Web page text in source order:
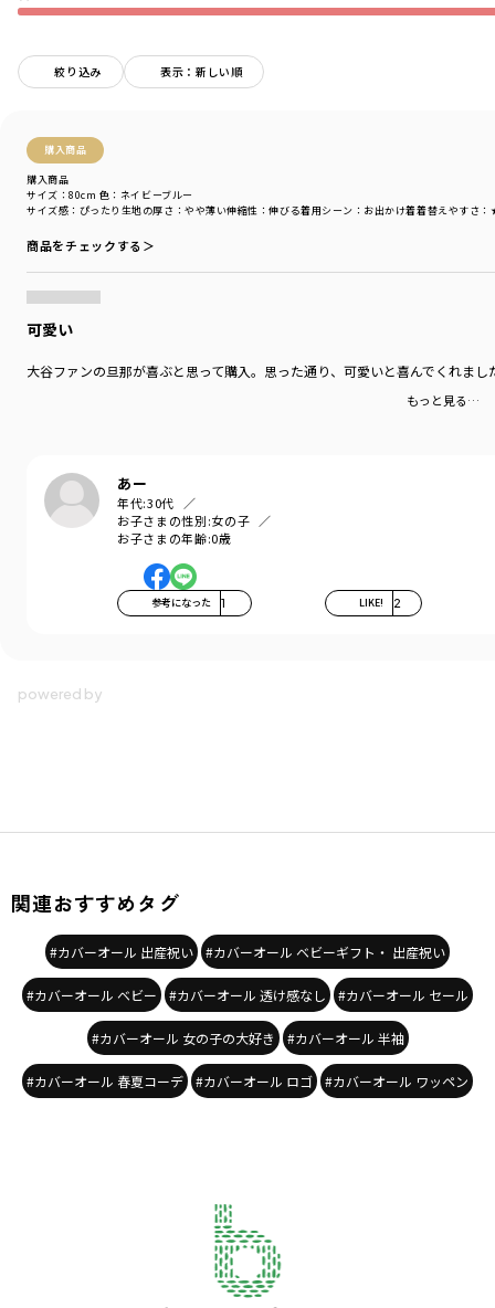
絞り込み 表示：新しい順
購入商品
購入商品
サイズ感 ：ぴったり 生地の厚さ ：やや薄い伸縮性 ：伸びる着用シーン ：お出かけ着着替えやすさ
サイズ：80cm 色：ネイビーブルー
商品をチェックする＞
可愛い
大谷ファンの旦那が喜ぶと思って購入。思った通り、可愛いと喜んでくれまし
もっと見る…
あー
年代:30代
お子さまの性別:女の子
お子さまの年齢:0歳
参考になった 1 LIKE! 2
キッズサイズとリンクコーデが楽しめるデザイン。
ネイビーカラー：ドジャース
■MLB（メジャーリーグ・ベースボール）について
メジャーリーグベースボール（MLB）は、最も歴史のあるプロ・スポーツリ
米国とカナダにおける30の世界最高水準の加盟球団によって構成されていま
す。
MLBは北米で最大の参加人口を誇り、2004年以来、MLBは参加人口の記録更
MLBは、米国、カナダ、そして世界中のコミュニティに影響を与え、野球の
地域社会のあらゆる取り組みに浸透し、社会におけるスポーツの役割を更新
のより革新的な手法を探し続けています。
カラー
関連おすすめタグ
#カバーオール 出産祝い #カバーオール ベビーギフト・ 出産祝い
#カバーオール ベビー #カバーオール 透け感なし #カバーオール セール
#カバーオール 女の子の大好き #カバーオール 半袖
#カバーオール 春夏コーデ #カバーオール ロゴ #カバーオール ワッペン